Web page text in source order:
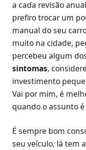
a cada revisão
prefiro trocar um
manual do seu
muito na cidade,
percebeu algum
sintomas,
investimento
Vai por mim, é
quando o assunto
É sempre bom
seu veículo, lá tem